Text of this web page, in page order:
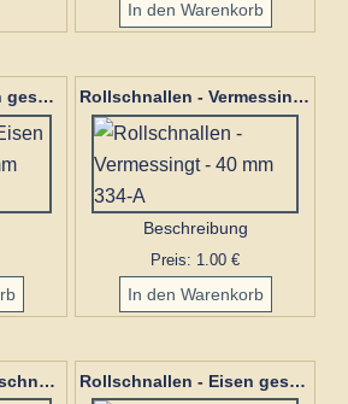
Rollschnallen- Eisen geschwärzt - 40 mm 334-A Rollschnallen - Vermessingt - 40 mm 334-A
Beschreibung
Preis: 1.00 €
Rollschnallen - Gurtschnallen - 30 mm Vermessingt 333-A Rollschnallen - Eisen geschwärzt - 30 mm - 333-A